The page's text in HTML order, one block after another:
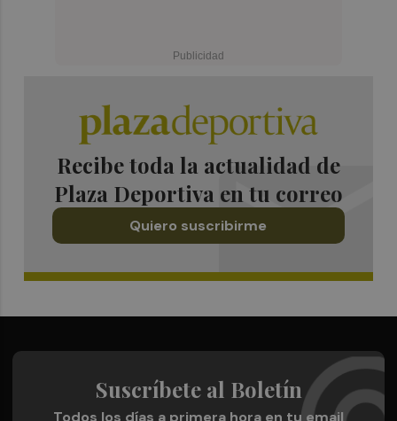
Recibe toda la actualidad de
Plaza Deportiva en tu correo
Quiero suscribirme
Suscríbete al Boletín
Todos los días a primera hora en tu email